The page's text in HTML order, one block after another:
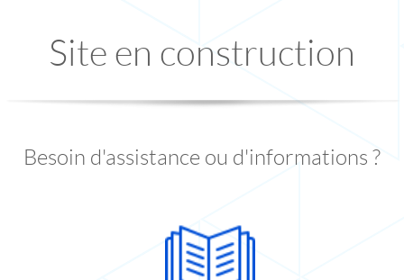
Site en construction
Besoin d'assistance ou d'informations ?